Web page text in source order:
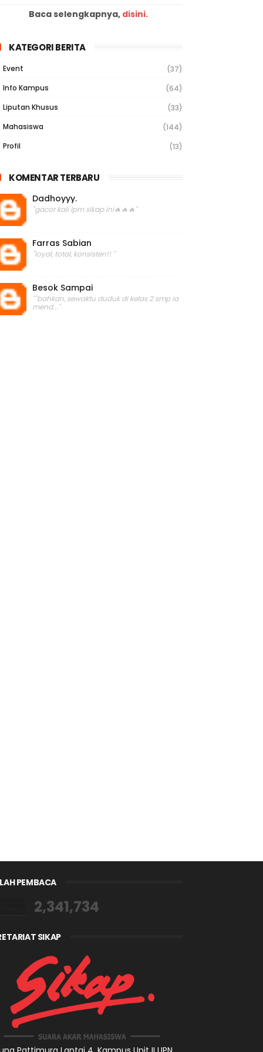
Baca selengkapnya, disini.
KATEGORI BERITA
Event
(37)
Info Kampus
(64)
Liputan Khusus
(33)
Mahasiswa
(144)
Profil
(13)
KOMENTAR TERBARU
Dadhoyyy.
"gacor kali lpm sikap ini🔥🔥🔥"
Farras Sabian
"loyal, total, konsisten!! "
Besok Sampai
""bahkan, sewaktu duduk di kelas 2 smp ia
mend..."
PEMBACA
2,341,734
SIKAP